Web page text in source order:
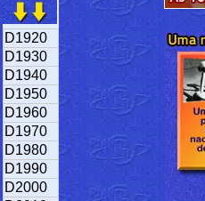
D1920
D1930
D1940
D1950
D1960
D1970
D1980
D1990
D2000